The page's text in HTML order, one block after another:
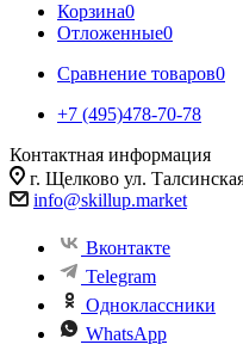
Корзина0
Отложенные0
Сравнение товаров0
+7 (495)478-70-78
Контактная информация
г. Щелково ул.
info@skillup.market
Вконтакте
Telegram
Одноклассники
WhatsApp